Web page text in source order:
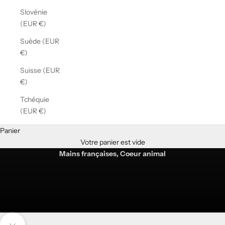
Slovénie
(EUR €)
Suède (EUR
€)
Suisse (EUR
€)
Tchéquie
(EUR €)
Panier
Votre panier est vide
SAGA
Mains françaises, Coeur animal